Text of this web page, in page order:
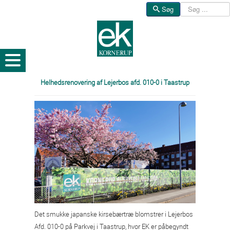
Søg Søg
Helhedsrenovering af Lejerbos afd. 010-0 i Taastrup
Det smukke japanske kirsebærtræ blomstrer i Lejerbos
Afd. 010-0 på Parkvej i Taastrup, hvor EK er påbegyndt